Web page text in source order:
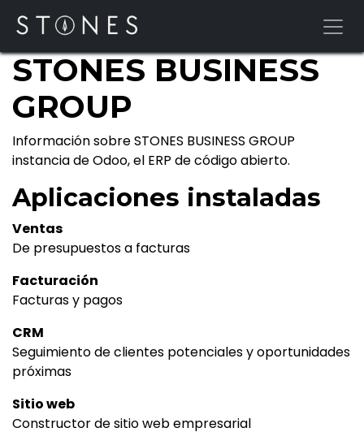
Ir al contenido
STONES BUSINESS
GROUP
Información sobre STONES BUSINESS GROUP
instancia de Odoo, el ERP de código abierto.
Aplicaciones instaladas
Ventas
De presupuestos a facturas
Facturación
Facturas y pagos
CRM
Seguimiento de clientes potenciales y oportunidades
próximas
Sitio web
Constructor de sitio web empresarial